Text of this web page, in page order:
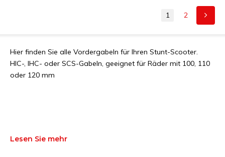
1 2
Hier finden Sie alle Vordergabeln für Ihren Stunt-Scooter.
HIC-, IHC- oder SCS-Gabeln, geeignet für Räder mit 100, 110
oder 120 mm
Lesen Sie mehr